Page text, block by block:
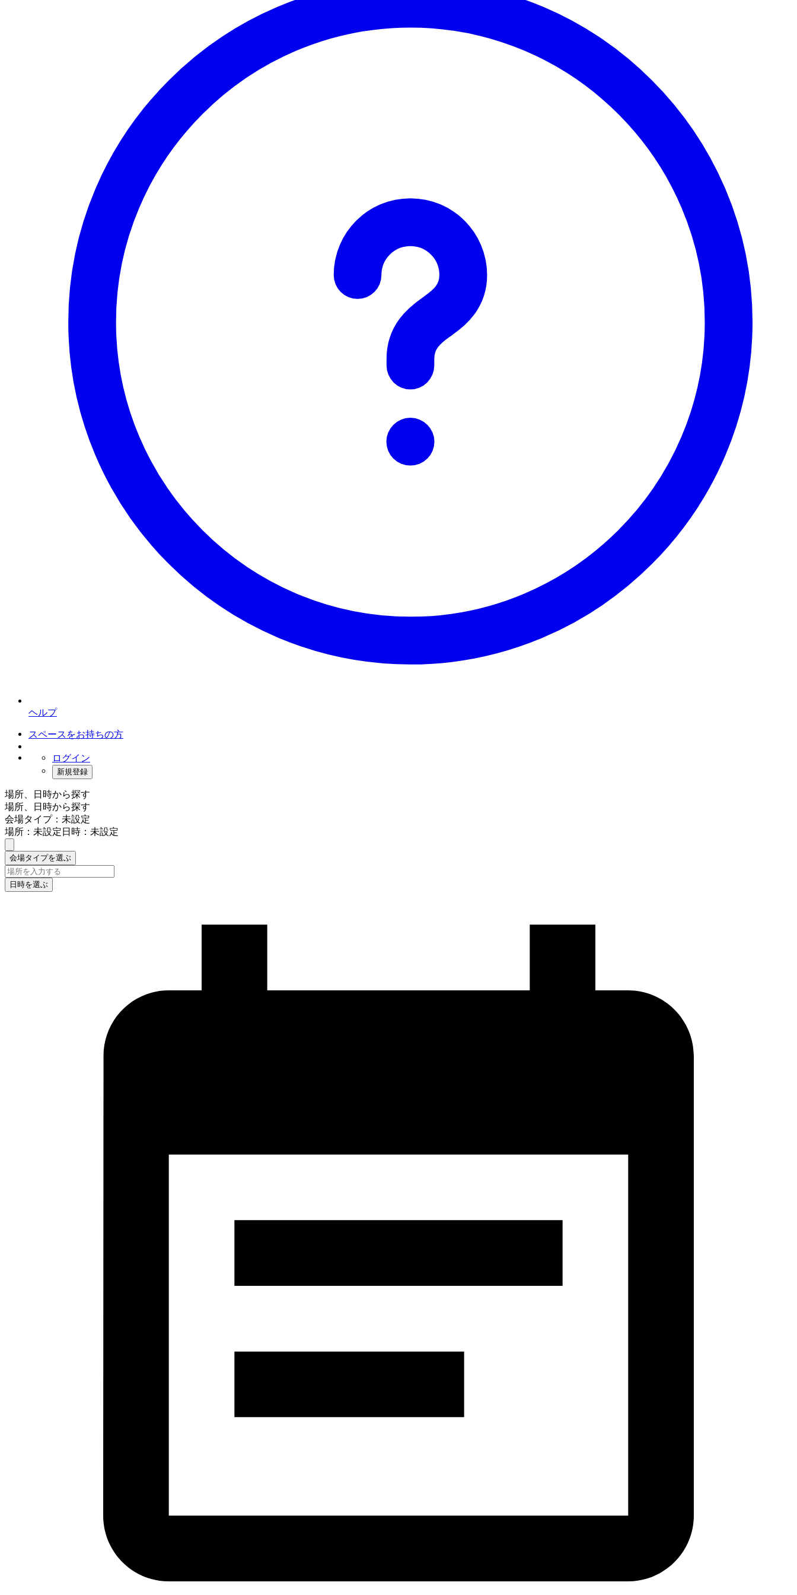
ヘルプ
スペースをお持ちの方
ログイン
新規登録
場所、日時から探す
場所、日時から探す
会場タイプ：未設定
場所：未設定日時：未設定
会場タイプを選ぶ
日時を選ぶ